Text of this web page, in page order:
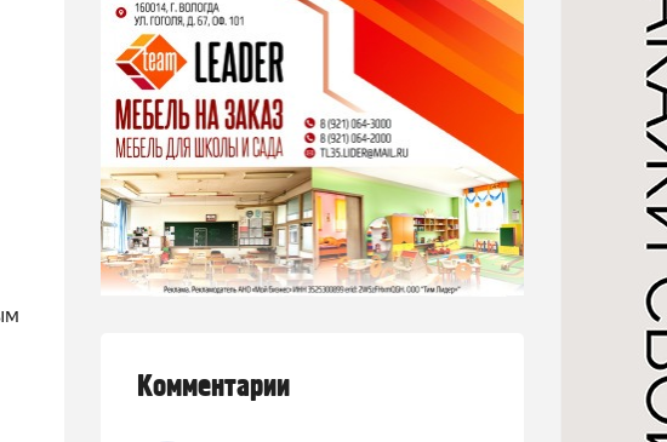
Комментарии